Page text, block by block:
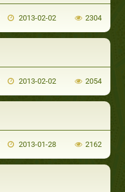
2013-02-02 2304
2013-02-02 2054
2013-01-28 2162